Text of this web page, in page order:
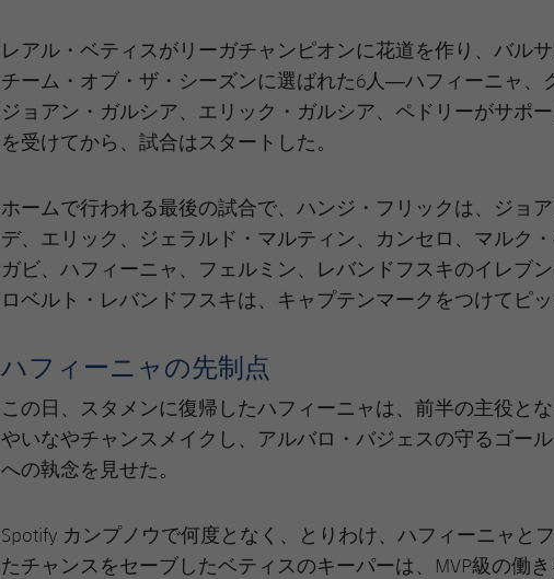
レアル・ベティスがリーガチャンピオンに花道を作り、バル
チーム・オブ・ザ・シーズンに選ばれた6人―ハフィーニャ、
ジョアン・ガルシア、エリック・ガルシア、ペドリーがサポ
を受けてから、試合はスタートした。
ホームで行われる最後の試合で、ハンジ・フリックは、ジョ
デ、エリック、ジェラルド・マルティン、カンセロ、マルク・
ガビ、ハフィーニャ、フェルミン、レバンドフスキのイレブン
ロベルト・レバンドフスキは、キャプテンマークをつけてピッ
ハフィーニャの先制点
この日、スタメンに復帰したハフィーニャは、前半の主役と
やいなやチャンスメイクし、アルバロ・バジェスの守るゴー
への執念を見せた。
Spotify カンプノウで何度となく、とりわけ、ハフィーニャと
たチャンスをセーブしたベティスのキーパーは、MVP級の働